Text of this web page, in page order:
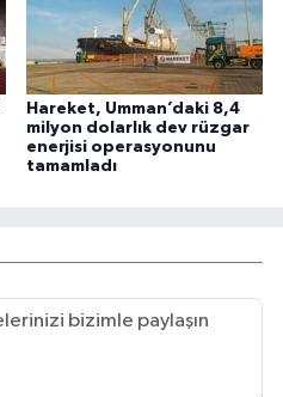
Hareket, Umman’daki 8,4
milyon dolarlık dev rüzgar
enerjisi operasyonunu
tamamladı